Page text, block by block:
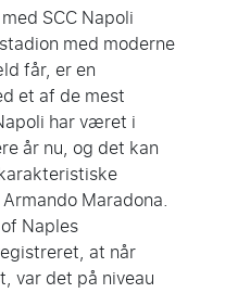
SCC Napoli
med moderne
får, er en
et af de mest
har været i
år nu, og det kan
Maradona.
Naples
at når
var det på niveau